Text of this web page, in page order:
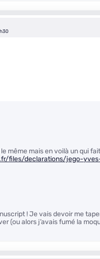
même mais en voilà un qui
files/declarations/jego-
! Je vais devoir me
(ou alors j’avais fumé la